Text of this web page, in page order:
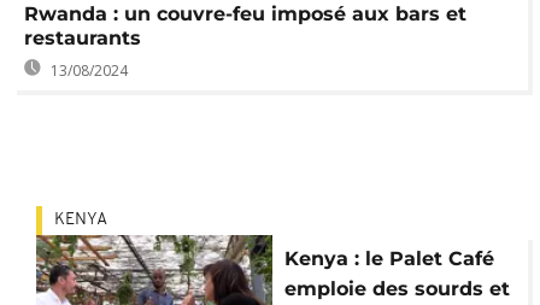
Rwanda : un couvre-feu imposé aux bars et
restaurants
13/08/2024
KENYA
Kenya : le Palet Café
emploie des sourds et